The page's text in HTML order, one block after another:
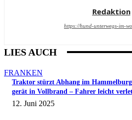
Redaktion
https://hund-unterwegs-im-
LIES AUCH
FRANKEN
Traktor stürzt Abhang im
gerät in Vollbrand – Fahrer leicht
12. Juni 2025